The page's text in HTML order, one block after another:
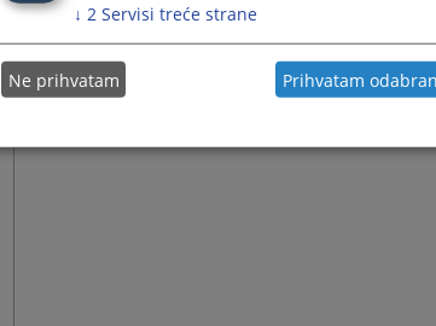
↓ 2 Servisi treće strane
Ne prihvatam Prihvatam